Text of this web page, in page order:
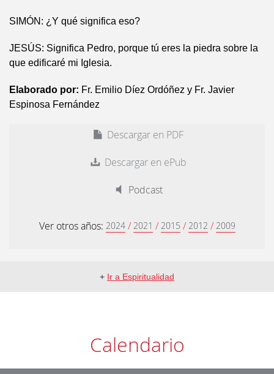
SIMÓN: ¿Y qué significa eso?
JESÚS: Significa Pedro, porque tú eres la piedra sobre la
que edificaré mi Iglesia.
Elaborado por: Fr. Emilio Díez Ordóñez y Fr. Javier
Espinosa Fernández
Descargar en PDF
Descargar en ePub
Podcast
Ver otros años: 2024 / 2021 / 2015 / 2012 / 2009
+ Ir a Espiritualidad
Calendario